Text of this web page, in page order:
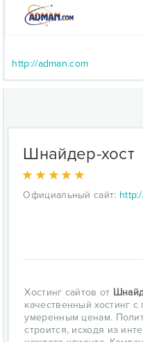
http://adman.com
Шнайдер-хост
Официальный сайт:
Хостинг сайтов от
качественный хостинг
умеренным ценам.
строится, исходя из